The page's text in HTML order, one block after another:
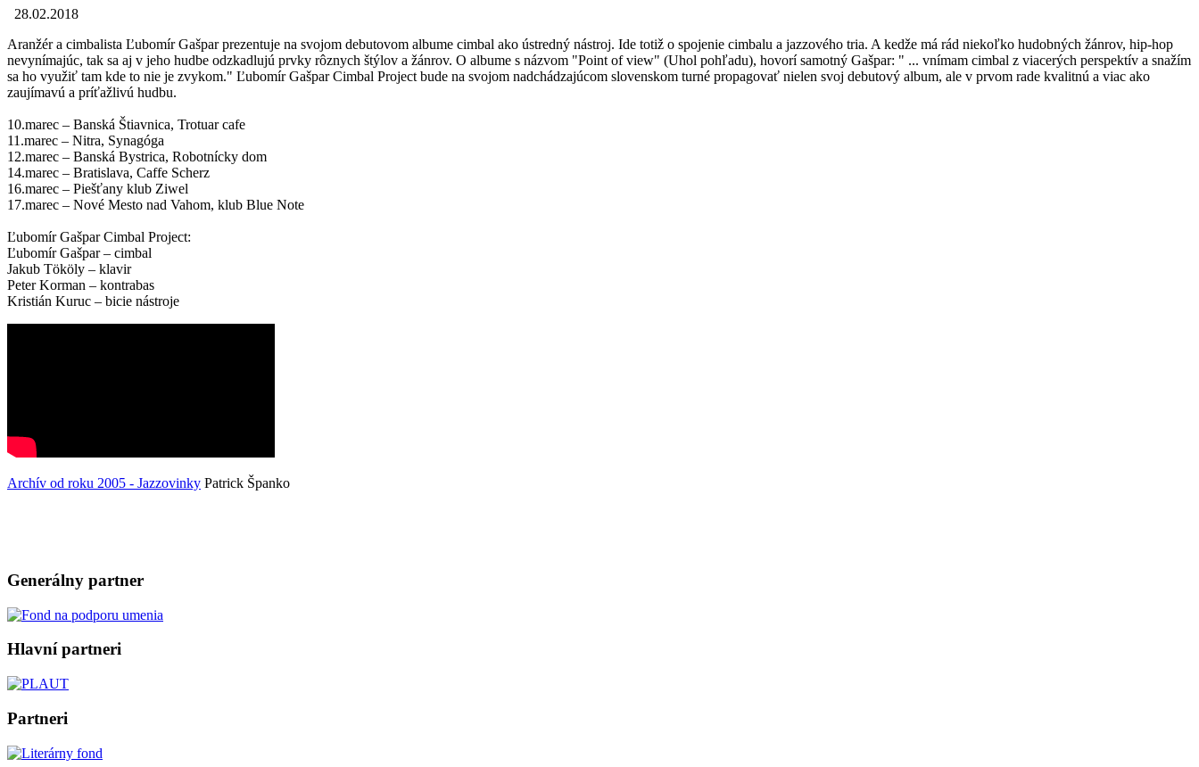
28.02.2018
Aranžér a cimbalista Ľubomír Gašpar prezentuje na svojom debutovom albume cimbal ako ústredný nástroj. Ide totiž o spojenie cimbalu a jazzového tria. A kedže má rád niekoľko hudobných žánrov, hip-hop
nevynímajúc, tak sa aj v jeho hudbe odzkadlujú prvky rôznych štýlov a žánrov. O albume s názvom "Point of view" (Uhol pohľadu), hovorí samotný Gašpar: " ... vnímam cimbal z viacerých perspektív a snažím
sa ho využiť tam kde to nie je zvykom." Ľubomír Gašpar Cimbal Project bude na svojom nadchádzajúcom slovenskom turné propagovať nielen svoj debutový album, ale v prvom rade kvalitnú a viac ako
zaujímavú a príťažlivú hudbu.
10.marec – Banská Štiavnica, Trotuar cafe
11.marec – Nitra, Synagóga
12.marec – Banská Bystrica, Robotnícky dom
14.marec – Bratislava, Caffe Scherz
16.marec – Piešťany klub Ziwel
17.marec – Nové Mesto nad Vahom, klub Blue Note
Ľubomír Gašpar Cimbal Project:
Ľubomír Gašpar – cimbal
Jakub Tököly – klavir
Peter Korman – kontrabas
Kristián Kuruc – bicie nástroje
Archív od roku 2005 - Jazzovinky Patrick Španko
Generálny partner
Hlavní partneri
Partneri